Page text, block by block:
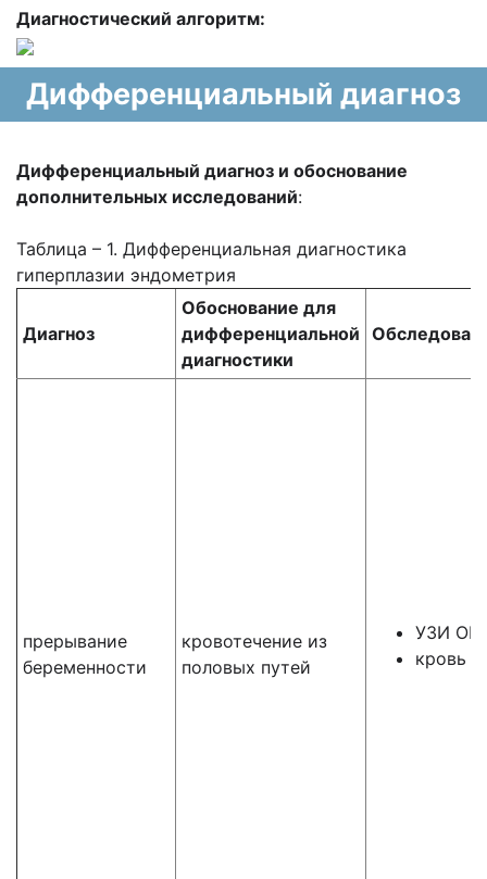
Диагностический алгоритм:
Дифференциальный диагноз
Дифференциальный диагноз и обоснование
дополнительных исследований:
Таблица – 1. Дифференциальная диагностика
гиперплазии эндометрия
Диагноз
Обоснование для
дифференциальной
диагностики
прерывание
беременности
кровотечение из
половых путей
УЗИ
кровь